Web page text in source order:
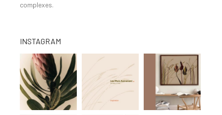
complexes.
INSTAGRAM